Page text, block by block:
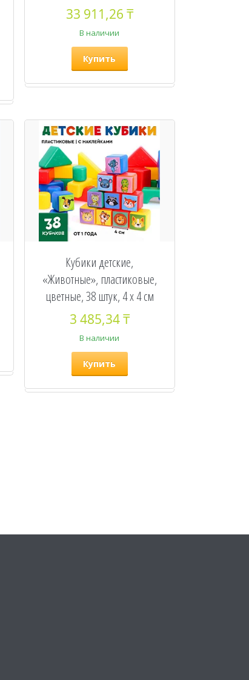
33 911,26 ₸
В наличии
Купить
Кубики детские,
«Животные», пластиковые,
цветные, 38 штук, 4 х 4 см
3 485,34 ₸
В наличии
Купить